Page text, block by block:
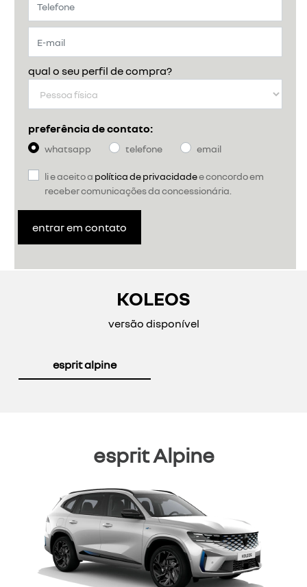
qual o seu perfil de compra?
preferência de contato:
whatsapp telefone email
li e aceito a política de privacidadee concordo em
receber comunicações da concessionária.
entrar em contato
KOLEOS
versão disponível
esprit alpine
esprit Alpine